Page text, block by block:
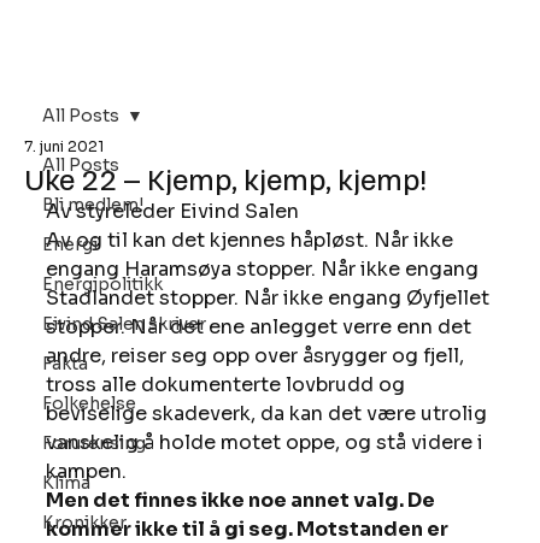
All Posts
Bli medlem!
Energi
Energipolitikk
Eivind Salen skriver
Fakta
Folkehelse
Forurensing
Klima
Kronikker
All Posts
Uke 22 – Kjemp, kjemp, kjemp!
7. juni 2021
Av styreleder Eivind Salen
Av og til kan det kjennes håpløst. Når ikke
engang Haramsøya stopper. Når ikke engang
Stadlandet stopper. Når ikke engang Øyfjellet
stopper. Når det ene anlegget verre enn det
andre, reiser seg opp over åsrygger og fjell,
tross alle dokumenterte lovbrudd og
beviselige skadeverk, da kan det være utrolig
vanskelig å holde motet oppe, og stå videre i
kampen.
Men det finnes ikke noe annet valg. De
kommer ikke til å gi seg. Motstanden er